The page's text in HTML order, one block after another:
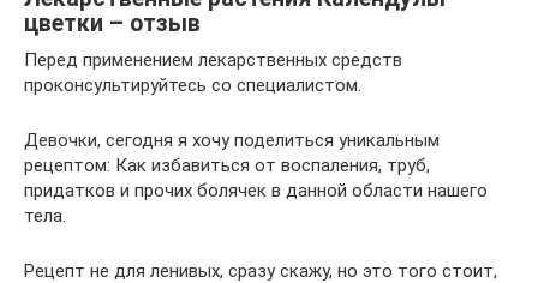
цветки – отзыв
Перед применением лекарственных средств
проконсультируйтесь со специалистом.
Девочки, сегодня я хочу поделиться уникальным
рецептом: Как избавиться от воспаления, труб,
придатков и прочих болячек в данной области нашего
тела.
Рецепт не для ленивых, сразу скажу, но это того стоит,